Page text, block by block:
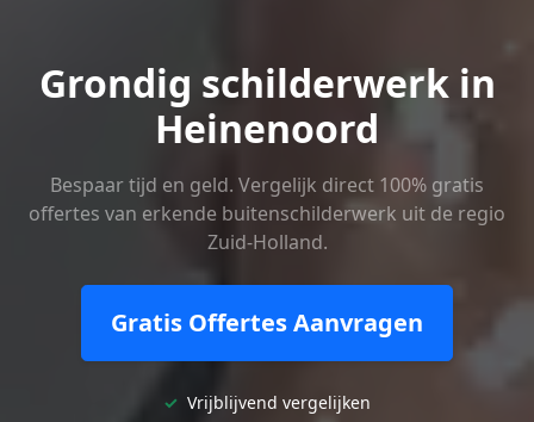
Grondig schilderwerk in
Heinenoord
Bespaar tijd en geld. Vergelijk direct 100% gratis
offertes van erkende buitenschilderwerk uit de regio
Zuid-Holland.
Gratis Offertes Aanvragen
✓ Vrijblijvend vergelijken